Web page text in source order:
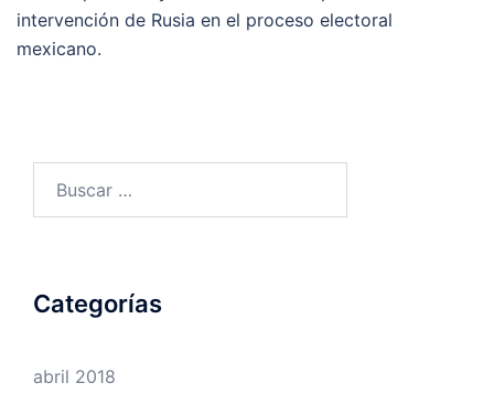
intervención de Rusia en el proceso electoral
mexicano.
Categorías
abril 2018